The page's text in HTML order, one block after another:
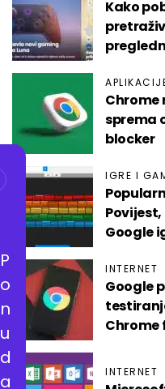
Kako
Chrome
sprema
blocker
IGRE I
Google
INTERNET
Google
Chrome
INTERNET
P
o
n
u
d
a